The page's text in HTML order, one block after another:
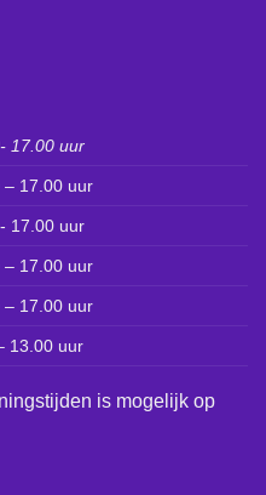
17.00 uur
– 17.00 uur
17.00 uur
– 17.00 uur
– 17.00 uur
13.00 uur
is mogelijk op